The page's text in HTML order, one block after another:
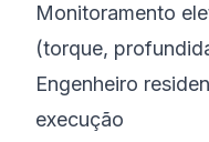
Monitoramento
(torque,
Engenheiro
execução